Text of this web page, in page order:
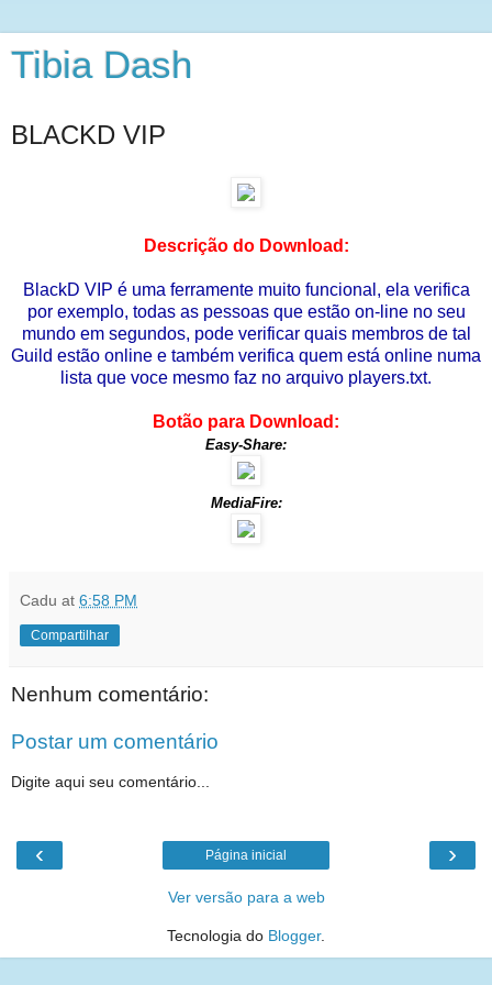
Tibia Dash
BLACKD VIP
Descrição do Download:
BlackD VIP é uma ferramente muito funcional, ela verifica
por exemplo, todas as pessoas que estão on-line no seu
mundo em segundos, pode verificar quais membros de tal
Guild estão online e também verifica quem está online numa
lista que voce mesmo faz no arquivo players.txt.
Botão para Download:
Easy-Share:
MediaFire:
Cadu at 6:58 PM
Compartilhar
Nenhum comentário:
Postar um comentário
Digite aqui seu comentário...
‹ ›
Página inicial
Ver versão para a web
Tecnologia do Blogger.